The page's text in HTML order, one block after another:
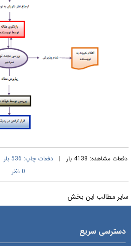
مشاهده: 4138 بار | دفعات چاپ: 536 بار
|
مطالب این بخش
دسترسی سریع